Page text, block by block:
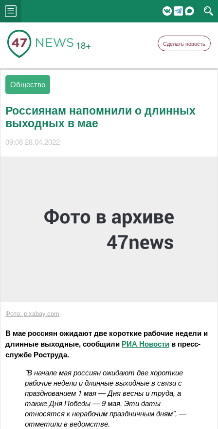
18+ Сделать новость
Общество
Россиянам напомнили о длинных
выходных в мае
09:08 28.04.2022
Фото: pixabay.com
В мае россиян ожидают две короткие рабочие недели и
длинные выходные, сообщили РИА Новости в пресс-
службе Роструда.
"В начале мая россиян ожидают две короткие
рабочие недели и длинные выходные в связи с
празднованием 1 мая — Дня весны и труда, а
также Дня Победы — 9 мая. Эти даты
относятся к нерабочим праздничным дням", —
отметили в ведомстве.